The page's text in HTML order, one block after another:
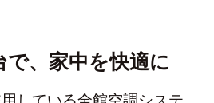
で、家中を快適に